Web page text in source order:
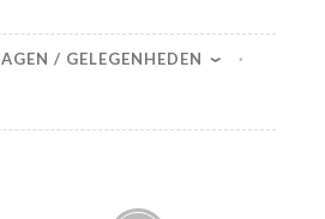
/ GELEGENHEDEN